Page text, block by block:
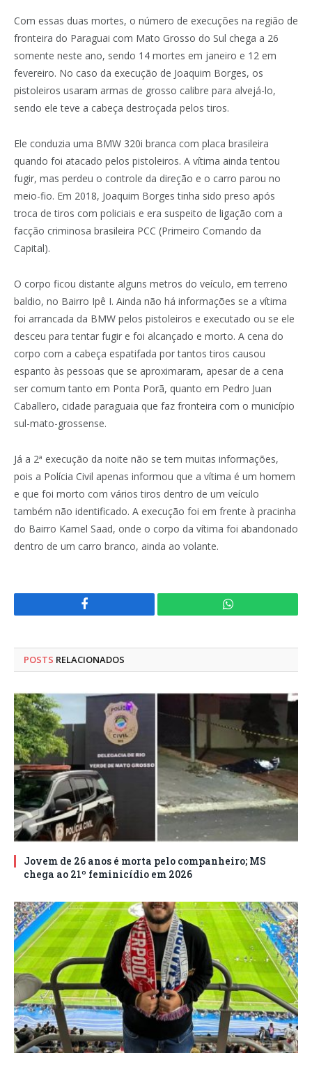
Com essas duas mortes, o número de execuções na região de
fronteira do Paraguai com Mato Grosso do Sul chega a 26
somente neste ano, sendo 14 mortes em janeiro e 12 em
fevereiro. No caso da execução de Joaquim Borges, os
pistoleiros usaram armas de grosso calibre para alvejá-lo,
sendo ele teve a cabeça destroçada pelos tiros.
Ele conduzia uma BMW 320i branca com placa brasileira
quando foi atacado pelos pistoleiros. A vítima ainda tentou
fugir, mas perdeu o controle da direção e o carro parou no
meio-fio. Em 2018, Joaquim Borges tinha sido preso após
troca de tiros com policiais e era suspeito de ligação com a
facção criminosa brasileira PCC (Primeiro Comando da
Capital).
O corpo ficou distante alguns metros do veículo, em terreno
baldio, no Bairro Ipê I. Ainda não há informações se a vítima
foi arrancada da BMW pelos pistoleiros e executado ou se ele
desceu para tentar fugir e foi alcançado e morto. A cena do
corpo com a cabeça espatifada por tantos tiros causou
espanto às pessoas que se aproximaram, apesar de a cena
ser comum tanto em Ponta Porã, quanto em Pedro Juan
Caballero, cidade paraguaia que faz fronteira com o município
sul-mato-grossense.
Já a 2ª execução da noite não se tem muitas informações,
pois a Polícia Civil apenas informou que a vítima é um homem
e que foi morto com vários tiros dentro de um veículo
também não identificado. A execução foi em frente à pracinha
do Bairro Kamel Saad, onde o corpo da vítima foi abandonado
dentro de um carro branco, ainda ao volante.
Facebook WhatsApp
POSTS RELACIONADOS
Jovem de 26 anos é morta pelo companheiro; MS
chega ao 21º feminicídio em 2026